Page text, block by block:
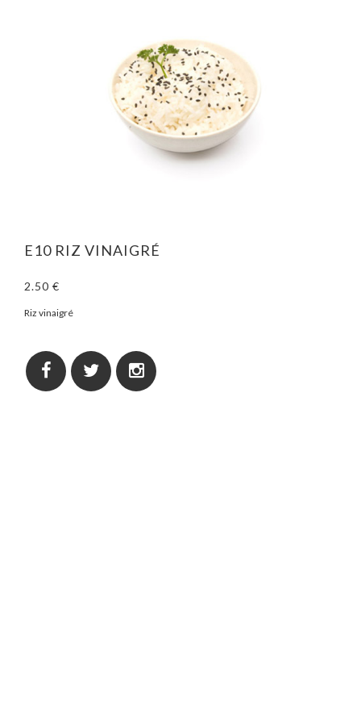
E10 RIZ VINAIGRÉ
2.50 €
Riz vinaigré